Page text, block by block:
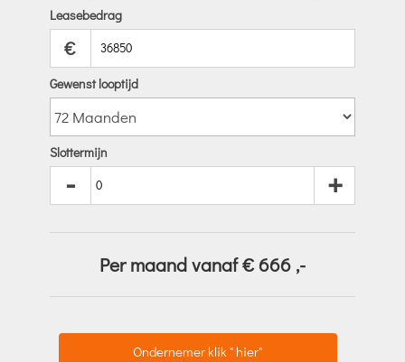
Leasebedrag
€
Gewenst looptijd
Slottermijn
- +
Per maand vanaf € 666 ,-
Ondernemer klik " hier"